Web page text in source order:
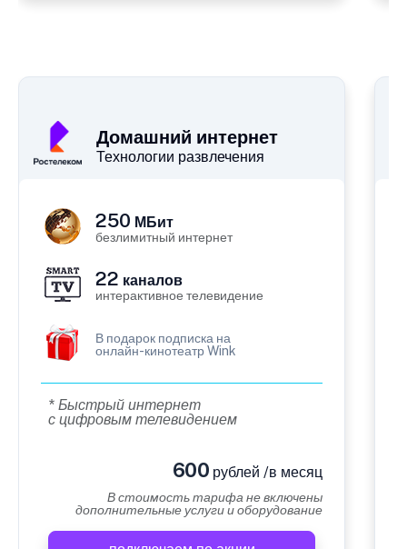
Домашний интернет
Технологии развлечения
250 МБит
безлимитный интернет
22 каналов
интерактивное телевидение
В подарок подписка на
онлайн-кинотеатр Wink
* Быстрый интернет
с цифровым телевидением
600 рублей /в месяц
В стоимость тарифа не включены
дополнительные услуги и оборудование